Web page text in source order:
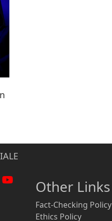
Other Links
Fact-Checking Policy
Ethics Policy